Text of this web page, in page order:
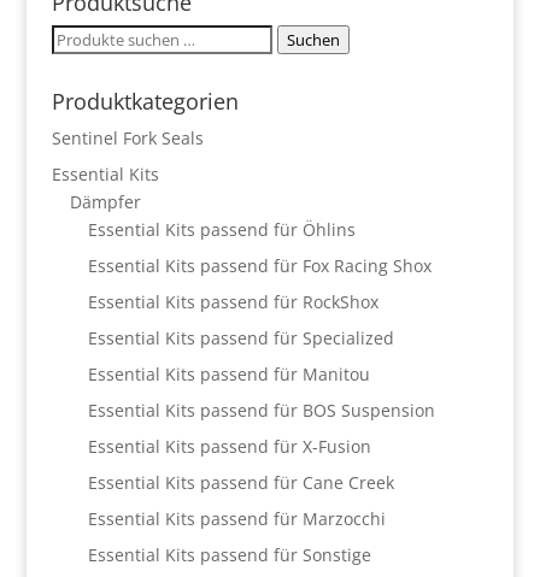
Suchen
Suchen
Produktkategorien
Sentinel Fork Seals
Essential Kits
Dämpfer
Essential Kits passend für Öhlins
Essential Kits passend für Fox Racing Shox
Essential Kits passend für RockShox
Essential Kits passend für Specialized
Essential Kits passend für Manitou
Essential Kits passend für BOS Suspension
Essential Kits passend für X-Fusion
Essential Kits passend für Cane Creek
Essential Kits passend für Marzocchi
Essential Kits passend für Sonstige